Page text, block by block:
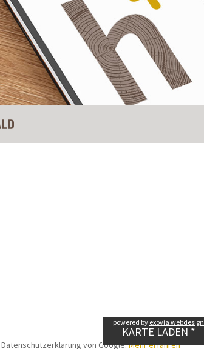
KARTE LADEN *
powered by exovia webdesign
von Google.Mehr erfahren